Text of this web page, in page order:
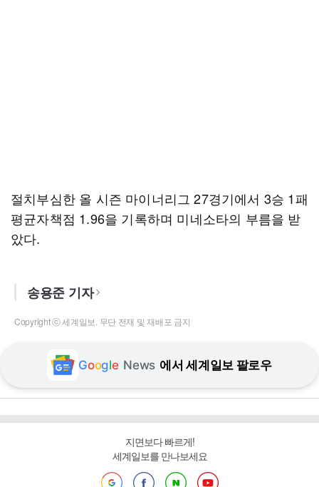
절치부심한 올 시즌 마이너리그 27경기에서 3승 1패
평균자책점 1.96을 기록하며 미네소타의 부름을 받
았다.
송용준 기자
Copyright ⓒ 세계일보. 무단 전재 및 재배포 금지
Google News 에서 세계일보 팔로우
지면보다 빠르게!
세계일보를 만나보세요